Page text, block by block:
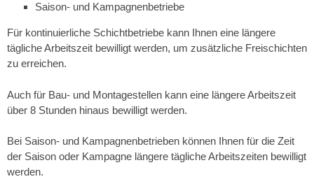
Saison- und Kampagnenbetriebe
Für kontinuierliche Schichtbetriebe kann Ihnen eine längere
tägliche Arbeitszeit bewilligt werden, um zusätzliche Freischichten
zu erreichen.
Auch für Bau- und Montagestellen kann eine längere Arbeitszeit
über 8 Stunden hinaus bewilligt werden.
Bei Saison- und Kampagnenbetrieben können Ihnen für die Zeit
der Saison oder Kampagne längere tägliche Arbeitszeiten bewilligt
werden.